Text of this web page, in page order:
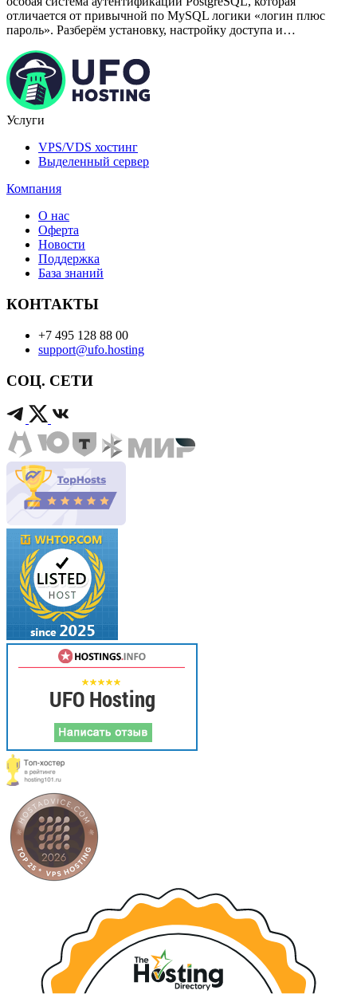
отличается от привычной по MySQL логики «логин плюс
пароль». Разберём установку, настройку доступа и…
Услуги
VPS/VDS хостинг
Выделенный сервер
Компания
О нас
Оферта
Новости
Поддержка
База знаний
КОНТАКТЫ
+7 495 128 88 00
support@ufo.hosting
СОЦ. СЕТИ